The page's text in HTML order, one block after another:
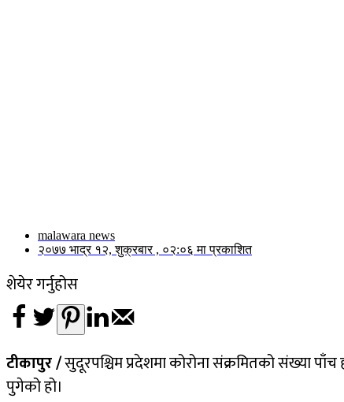
malawara news
२०७७ भाद्र १२, शुक्रबार , ०२:०६ मा प्रकाशित
शेयेर गर्नुहोस
टीकापुर /सुदूरपश्चिम प्रदेशमा कोरोना संक्रमितको संख्या
पुगेको हो।